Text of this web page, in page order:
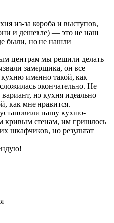
из-за короба и выступов,
и дешевле) — это не наш
были, но не нашли
центрам мы решили делать
замерщика, он все
именно такой, как
окончательно. Не
но кухня идеально
как мне нравится.
нашу кухню-
кривым стенам, им пришлось
шкафчиков, но результат